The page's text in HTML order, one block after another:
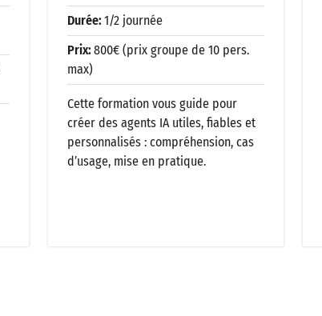
Durée: 1/2 journée
Prix: 800€ (prix groupe de 10 pers.
max)
Cette formation vous guide pour
créer des agents IA utiles, fiables et
personnalisés : compréhension, cas
d’usage, mise en pratique.